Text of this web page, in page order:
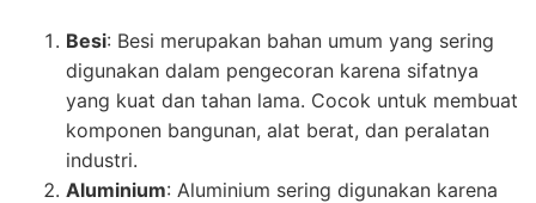
Besi: Besi merupakan bahan umum yang sering
digunakan dalam pengecoran karena sifatnya
yang kuat dan tahan lama. Cocok untuk membuat
komponen bangunan, alat berat, dan peralatan
industri.
Aluminium: Aluminium sering digunakan karena